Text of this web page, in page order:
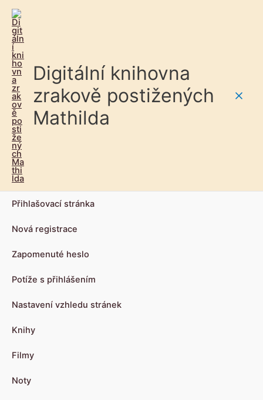
Digitální knihovna
zrakově postižených
Mathilda
Přihlašovací stránka
Nová registrace
Zapomenuté heslo
Potíže s přihlášením
Nastavení vzhledu stránek
Knihy
Filmy
Noty